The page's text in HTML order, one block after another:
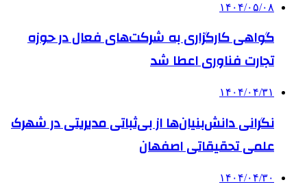
۱۴۰۴/۰۵/۰۸
گواهی کارگزاری به شرکت‌های فعال در حوزه
تجارت فناوری اعطا شد
۱۴۰۴/۰۴/۳۱
نگرانی دانش‌بنیان‌ها از بی‌ثباتی مدیریتی در شهرک
علمی تحقیقاتی اصفهان
۱۴۰۴/۰۴/۳۰